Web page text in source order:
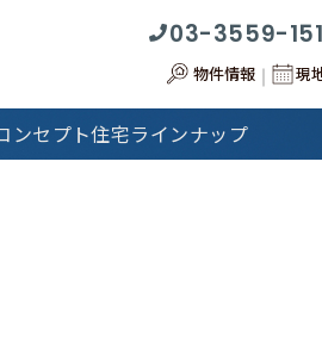
03-3559-
物件情報
現
ンセプト住宅ラインナップ
Real&Stories